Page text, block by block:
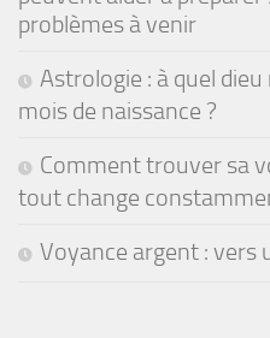
problèmes à venir
Astrologie : à quel
mois de naissance ?
Comment trouver sa
tout change
Voyance argent : vers